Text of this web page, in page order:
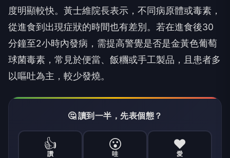
度明顯較快。黃士維院長表示，不同病原體或毒素，
從進食到出現症狀的時間也有差別。若在進食後30
分鐘至2小時內發病，需提高警覺是否是金黃色葡萄
球菌毒素，常見於便當、飯糰或手工製品，且患者多
以嘔吐為主，較少發燒。
🤔 讀到一半，先表個態？
👍
讚
😮
哇
❤️
愛